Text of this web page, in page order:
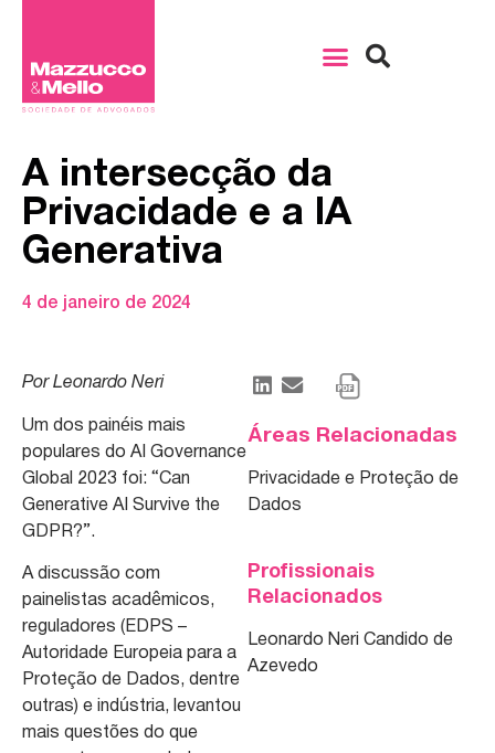
A intersecção da
Privacidade e a IA
Generativa
4 de janeiro de 2024
Por Leonardo Neri
Um dos painéis mais
populares do AI Governance
Global 2023 foi: “Can
Generative AI Survive the
GDPR?”.
A discussão com
painelistas acadêmicos,
reguladores (EDPS –
Autoridade Europeia para a
Proteção de Dados, dentre
outras) e indústria, levantou
mais questões do que
Áreas Relacionadas
Privacidade e Proteção de
Dados
Profissionais
Relacionados
Leonardo Neri Candido de
Azevedo